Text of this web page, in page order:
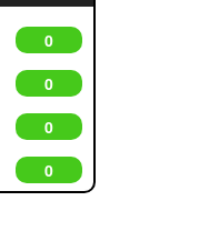
0
0
0
0